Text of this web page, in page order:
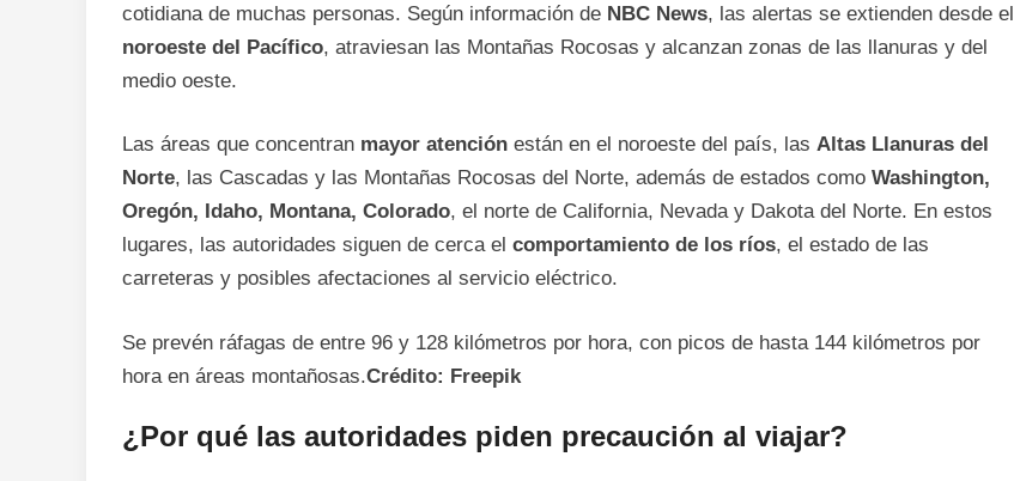
cotidiana de muchas personas. Según información de NBC News, las alertas se extienden desde el
noroeste del Pacífico, atraviesan las Montañas Rocosas y alcanzan zonas de las llanuras y del
medio oeste.
Las áreas que concentran mayor atención están en el noroeste del país, las Altas Llanuras del
Norte, las Cascadas y las Montañas Rocosas del Norte, además de estados como Washington,
Oregón, Idaho, Montana, Colorado, el norte de California, Nevada y Dakota del Norte. En estos
lugares, las autoridades siguen de cerca el comportamiento de los ríos, el estado de las
carreteras y posibles afectaciones al servicio eléctrico.
Se prevén ráfagas de entre 96 y 128 kilómetros por hora, con picos de hasta 144 kilómetros por
hora en áreas montañosas.Crédito: Freepik
¿Por qué las autoridades piden precaución al viajar?